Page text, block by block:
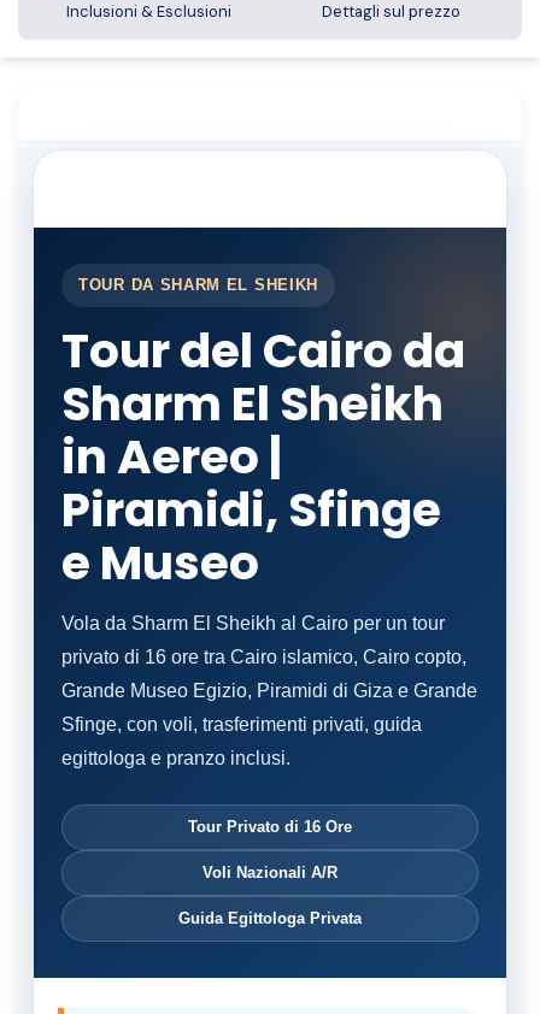
Inclusioni & Esclusioni
Dettagli sul prezzo
TOUR DA SHARM EL SHEIKH
Tour del Cairo da
Sharm El Sheikh
in Aereo |
Piramidi, Sfinge
e Museo
Vola da Sharm El Sheikh al Cairo per un tour
privato di 16 ore tra Cairo islamico, Cairo copto,
Grande Museo Egizio, Piramidi di Giza e Grande
Sfinge, con voli, trasferimenti privati, guida
egittologa e pranzo inclusi.
Tour Privato di 16 Ore
Voli Nazionali A/R
Guida Egittologa Privata